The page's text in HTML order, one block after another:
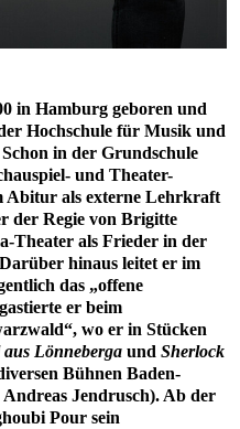
in Hamburg geboren und
Hochschule für Musik und
in der Grundschule
und Theater-
Abitur als externe Lehrkraft
der Regie von Brigitte
Theater als Frieder in der
hinaus leitet er im
das „offene
er beim
wo er in Stücken
Lönneberga und Sherlock
Bühnen Baden-
Jendrusch). Ab der
Pour sein